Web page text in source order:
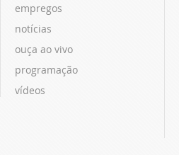
empregos
notícias
ouça ao vivo
programação
vídeos